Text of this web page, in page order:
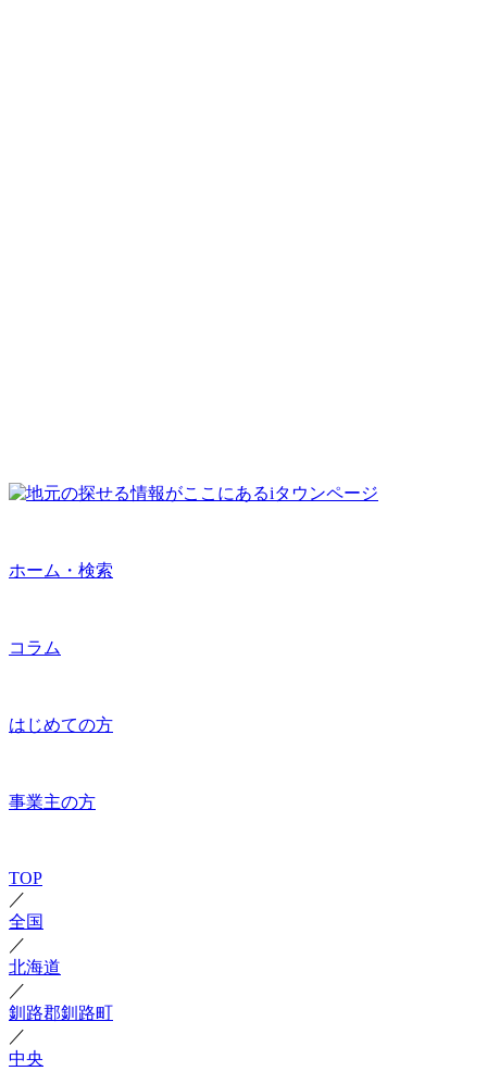
ホーム・検索
コラム
はじめての方
事業主の方
TOP
／
全国
／
北海道
／
釧路郡釧路町
／
中央